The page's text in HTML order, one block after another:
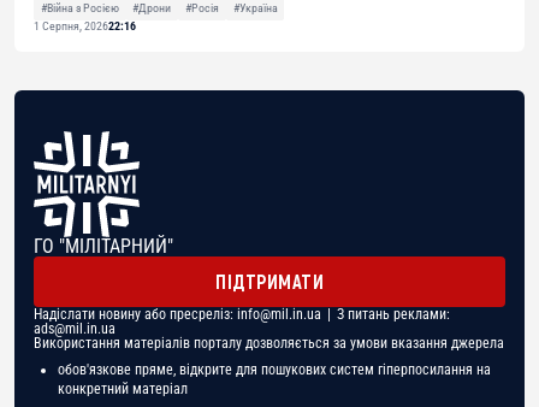
#Війна з Росією
#Дрони #Росія
#Україна
1 Серпня, 202622:16
ГО "МІЛІТАРНИЙ"
ПІДТРИМАТИ
Надіслати новину або пресреліз: info@mil.in.ua | З питань реклами:
ads@mil.in.ua
Використання матеріалів порталу дозволяється за умови вказання джерела
обов'язкове пряме, відкрите для пошукових систем гіперпосилання на
конкретний матеріал